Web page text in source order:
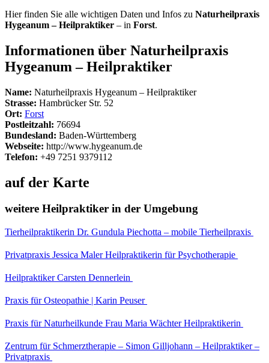
Hier finden Sie alle wichtigen Daten und Infos zu Naturheilpraxis
Hygeanum – Heilpraktiker – in Forst.
Informationen über Naturheilpraxis
Hygeanum – Heilpraktiker
Name: Naturheilpraxis Hygeanum – Heilpraktiker
Strasse: Hambrücker Str. 52
Ort: Forst
Postleitzahl: 76694
Bundesland: Baden-Württemberg
Webseite: http://www.hygeanum.de
Telefon: +49 7251 9379112
auf der Karte
weitere Heilpraktiker in der Umgebung
Tierheilpraktikerin Dr. Gundula Piechotta – mobile Tierheilpraxis
Privatpraxis Jessica Maler Heilpraktikerin für Psychotherapie
Heilpraktiker Carsten Dennerlein
Praxis für Osteopathie | Karin Peuser
Praxis für Naturheilkunde Frau Maria Wächter Heilpraktikerin
Zentrum für Schmerztherapie – Simon Gilljohann – Heilpraktiker –
Privatpraxis